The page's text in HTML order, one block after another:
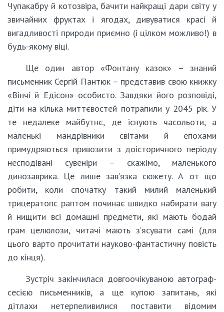
Чупакабру й котозвіра, бачити найкращі дари світу у
звичайних фруктах і ягодах, дивуватися красі й
вигадливості природи приємно (і цілком можливо!) в
будь-якому віці.
Ще один автор «Фонтану казок» – знаний
письменник Сергій Пантюк – представив свою книжку
«Вінчі й Едісон» особисто. Завдяки його розповіді,
діти на кілька миттєвостей потрапили у 2045 рік. У
те недалеке майбутнє, де існують часольоти, а
маленькі мандрівники світами й епохами
примудряються привозити з доісторичного періоду
несподівані сувеніри – скажімо, маленького
динозаврика. Це лише зав’язка сюжету. А от що
робити, коли спочатку такий милий маленький
трицератопс раптом починає швидко набирати вагу
й нищити всі домашні предмети, які мають бодай
грам целюлози, читачі мають з’ясувати самі (для
цього варто прочитати науково-фантастичну повість
до кінця).
Зустріч закінчилася довгоочікуваною автограф-
сесією письменників, а ще купою запитань, які
дітлахи нетерпеливилися поставити відомим